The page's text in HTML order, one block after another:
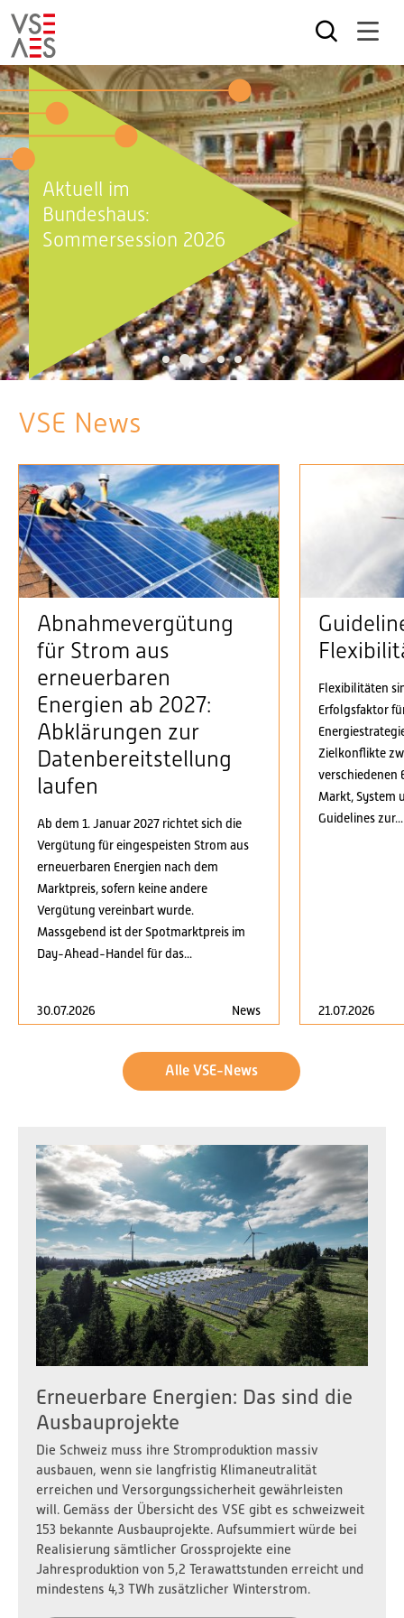
Direkt
zum
Inhalt
Aktuell im
Bundeshaus:
Sommersession 2026
1 2 3 4 5
VSE News
Abnahmevergütung
für Strom aus
erneuerbaren
Energien ab 2027:
Abklärungen zur
Datenbereitstellung
laufen
Ab dem 1. Januar 2027 richtet sich die
Vergütung für eingespeisten Strom aus
erneuerbaren Energien nach dem
Marktpreis, sofern keine andere
Vergütung vereinbart wurde.
Massgebend ist der Spotmarktpreis im
Day-Ahead-Handel für das...
30.07.2026 News
Flexibilitäten
Erfolgsfaktor
Zielkonflikte
verschiedenen
Markt, System
Guidelines zur...
21.07.2026
Alle VSE-News
Erneuerbare Energien: Das sind die
Ausbauprojekte
Die Schweiz muss ihre Stromproduktion massiv
ausbauen, wenn sie langfristig Klimaneutralität
erreichen und Versorgungssicherheit gewährleisten
will. Gemäss der Übersicht des VSE gibt es schweizweit
153 bekannte Ausbauprojekte. Aufsummiert würde bei
Realisierung sämtlicher Grossprojekte eine
Jahresproduktion von 5,2 Terawattstunden erreicht und
mindestens 4,3 TWh zusätzlicher Winterstrom.